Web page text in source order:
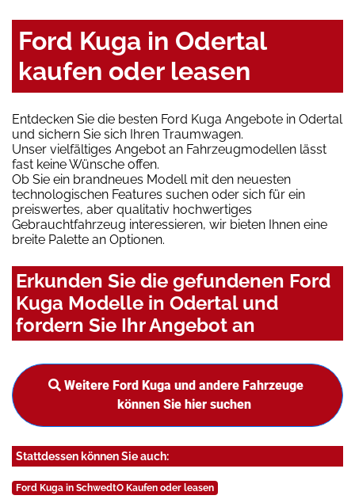
Ford Kuga in Odertal
kaufen oder leasen
Entdecken Sie die besten Ford Kuga Angebote in Odertal
und sichern Sie sich Ihren Traumwagen.
Unser vielfältiges Angebot an Fahrzeugmodellen lässt
fast keine Wünsche offen.
Ob Sie ein brandneues Modell mit den neuesten
technologischen Features suchen oder sich für ein
preiswertes, aber qualitativ hochwertiges
Gebrauchtfahrzeug interessieren, wir bieten Ihnen eine
breite Palette an Optionen.
Erkunden Sie die gefundenen Ford
Kuga Modelle in Odertal und
fordern Sie Ihr Angebot an
Weitere Ford Kuga und andere Fahrzeuge
können Sie hier suchen
Stattdessen können Sie auch:
Ford Kuga in SchwedtO Kaufen oder leasen